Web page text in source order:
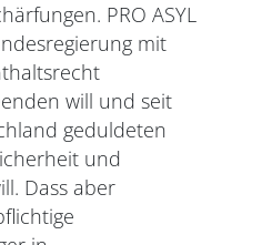
PRO ASYL
mit
will und seit
geduldeten
und
Dass aber